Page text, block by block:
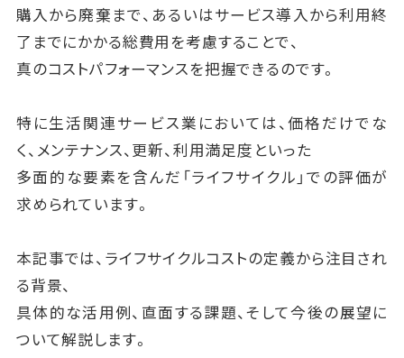
購入から廃棄まで、あるいはサービス導入から利用終
了までにかかる総費用を考慮することで、
真のコストパフォーマンスを把握できるのです。
特に生活関連サービス業においては、価格だけでな
く、メンテナンス、更新、利用満足度といった
多面的な要素を含んだ「ライフサイクル」での評価が
求められています。
本記事では、ライフサイクルコストの定義から注目され
る背景、
具体的な活用例、直面する課題、そして今後の展望に
ついて解説します。